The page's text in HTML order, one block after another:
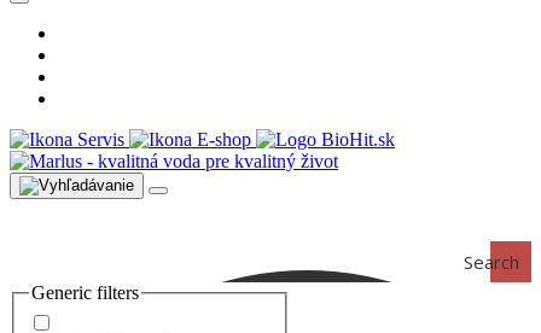
Servis E-shop
Search
Generic filters